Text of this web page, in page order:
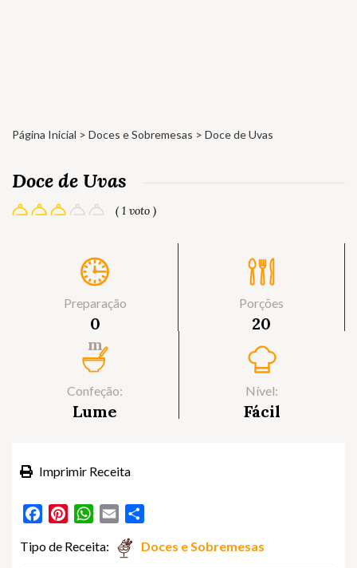
Página Inicial > Doces e Sobremesas > Doce de Uvas
Doce de Uvas
( 1 voto )
Preparação
0
m
Porções
20
Confeção:
Lume
Nível:
Fácil
Imprimir Receita
FacebookPinterestWhatsApp
Email
Tipo de Receita: Doces e Sobremesas